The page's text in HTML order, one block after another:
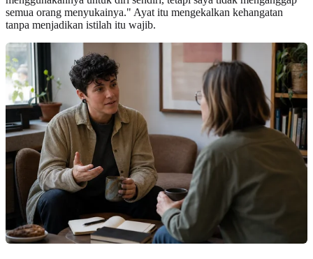
semua orang menyukainya." Ayat itu mengekalkan kehangatan
tanpa menjadikan istilah itu wajib.